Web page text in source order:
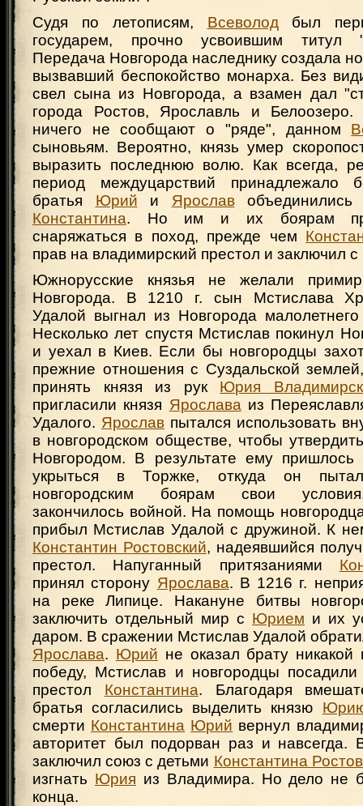
Судя по летописям, Всеволодбыл
государем, прочно усвоившим титул
Передача Новгорода наследнику создала
вызвавший беспокойство монарха. Без
свел сына из Новгорода, а взамен дал
города Ростов, Ярославль и Белоозеро.
ничего не сообщают о "ряде", данном
сыновьям. Вероятно, князь умер
выразить последнюю волю. Как всегда,
период междуцарствий принадлежало
братья Юрий и Ярославобъединились
Константина. Но им и их боярам
снаряжаться в поход, прежде чем
прав на владимирский престол и заключил
Южнорусские князья не желали
Новгорода. В 1210 г. сын Мстислава
Удалой выгнал из Новгорода
Несколько лет спустя Мстислав покинул
и уехал в Киев. Если бы новгородцы
прежние отношения с Суздальской
принять князя из рук Юрия
пригласили князя Ярослава из
Удалого. Ярослав пытался использовать
в новгородском обществе, чтобы
Новгородом. В результате ему пришлось
укрыться в Торжке, откуда он
новгородским боярам свои
закончилось войной. На помощь
прибыл Мстислав Удалой с дружиной. К
Константин Ростовский, надеявшийся
престол. Напуганный притязаниями
принял сторону Ярослава. В 1216 г.
на реке Липице. Накануне битвы
заключить отдельный мир с Юрием и их
даром. В сражении Мстислав Удалой
Ярослава. Юрий не оказал брату
победу, Мстислав и новгородцы
престол Константина. Благодаря
братья согласились выделить князю
смерти Константина Юрий вернул
авторитет был подорван раз и
заключил союз с детьми Константина
изгнать Юрия из Владимира. Но дело не
конца.